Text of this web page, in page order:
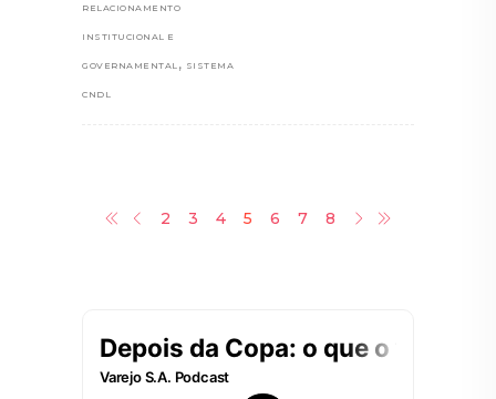
RELACIONAMENTO
INSTITUCIONAL E
GOVERNAMENTAL , SISTEMA
CNDL
2 3 4 5 6 7 8